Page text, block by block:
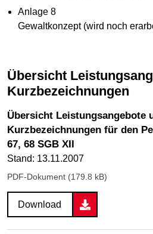
Anlage 8
Gewaltkonzept (wird noch
Übersicht Leistungsangebote und
Kurzbezeichnungen
Übersicht Leistungsangebote
Kurzbezeichnungen für den
67, 68 SGB XII
Stand: 13.11.2007
PDF-Dokument (179.8 kB)
Download